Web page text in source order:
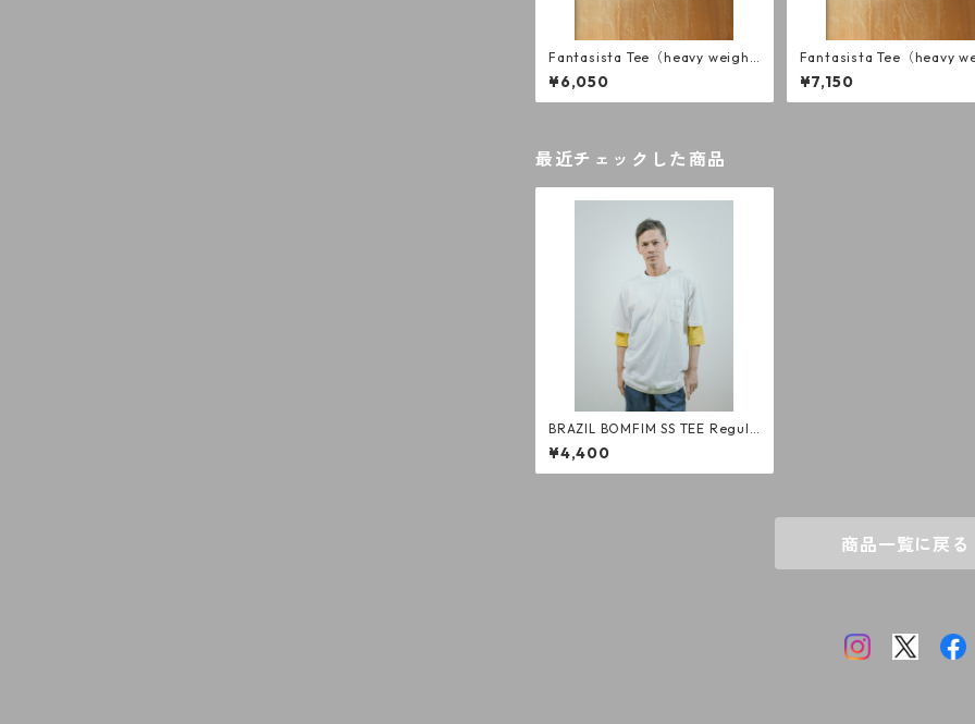
Fantasista Tee（heavy weigh
t） short sleeve BK
¥6,050
Fantasista Tee（heavy
t） long sleeve BK
¥7,150
最近チェックした商品
BRAZIL BOMFIM SS TEE Regula
r Fit WH
¥4,400
商品一覧に戻る